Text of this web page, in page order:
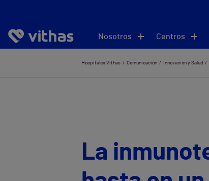
Nosotros Centros
Hospitales Vithas Comunicación Innovación y Salud
La